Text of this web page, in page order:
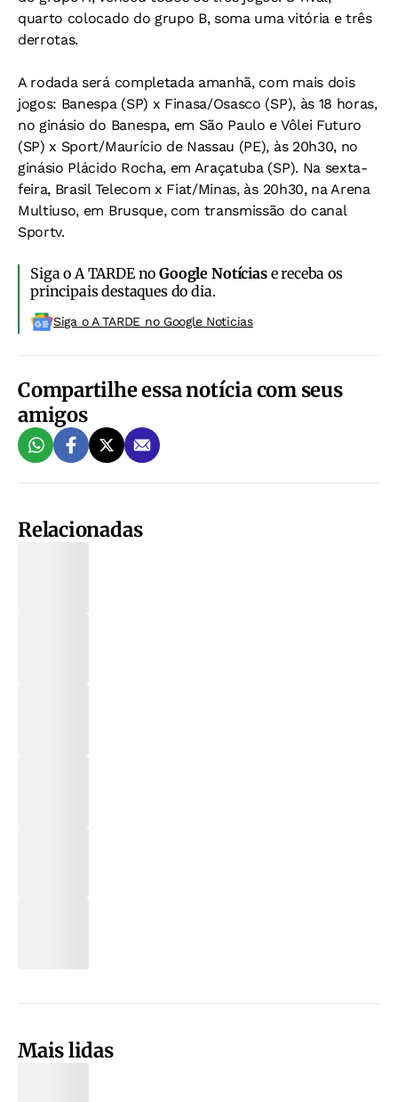
quarto colocado do grupo B, soma uma vitória e três
derrotas.
A rodada será completada amanhã, com mais dois
jogos: Banespa (SP) x Finasa/Osasco (SP), às 18 horas,
no ginásio do Banespa, em São Paulo e Vôlei Futuro
(SP) x Sport/Maurício de Nassau (PE), às 20h30, no
ginásio Plácido Rocha, em Araçatuba (SP). Na sexta-
feira, Brasil Telecom x Fiat/Minas, às 20h30, na Arena
Multiuso, em Brusque, com transmissão do canal
Sportv.
Siga o A TARDE noGoogle Notíciase receba os
principais destaques do dia.
Siga o A TARDE no Google Noticias
Compartilhe essa notícia com seus
amigos
Relacionadas
Mais lidas